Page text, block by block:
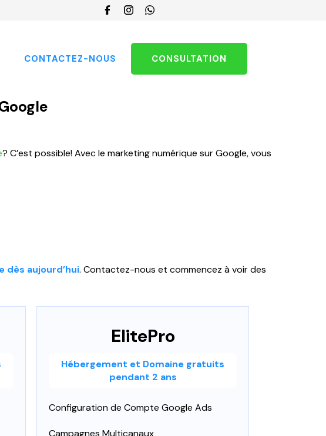
langue
CONTACTEZ-NOUS CONSULTATION
? C’est possible! Avec le marketing numérique sur Google, vous
aujourd’hui. Contactez-nous et commencez à voir des
ElitePro
Hébergement et Domaine gratuits
pendant 2 ans
Configuration de Compte Google Ads
Campagnes Multicanaux